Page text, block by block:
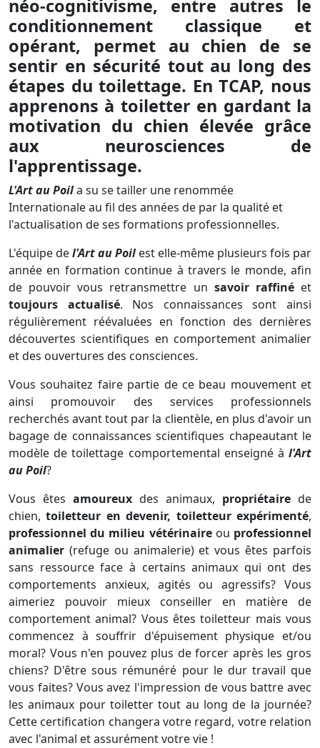
néo-cognitivisme, entre autres le
conditionnement classique et
opérant, permet au chien de se
sentir en sécurité tout au long des
étapes du toilettage. En TCAP, nous
apprenons à toiletter en gardant la
motivation du chien élevée grâce
aux neurosciences de
l'apprentissage.
L'Art au Poila su se tailler une renommée
Internationale au fil des années de par la qualité et
l'actualisation de ses formations professionnelles.
L'équipe del'Art au Poilest elle-même plusieurs fois par
année en formation continue à travers le monde, afin
de pouvoir vous retransmettre un savoir raffinéet
toujours actualisé. Nos connaissances sont ainsi
régulièrement réévaluées en fonction des dernières
découvertes scientifiques en comportement animalier
et des ouvertures des consciences.
Vous souhaitez faire partie de ce beau mouvement et
ainsi promouvoir des services professionnels
recherchés avant tout par la clientèle, en plus d'avoir un
bagage de connaissances scientifiques chapeautant le
modèle de toilettage comportemental enseigné à l'Art
au Poil?
Vous êtes amoureux des animaux, propriétaire de
chien,toiletteur en devenir, toiletteur expérimenté,
professionnel du milieu vétérinaireou professionnel
animalier (refuge ou animalerie) et vous êtes parfois
sans ressource face à certains animaux qui ont des
comportements anxieux, agités ou agressifs? Vous
aimeriez pouvoir mieux conseiller en matière de
comportement animal? Vous êtes toiletteur mais vous
commencez à souffrir d'épuisement physique et/ou
moral? Vous n'en pouvez plus de forcer après les gros
chiens? D'être sous rémunéré pour le dur travail que
vous faites? Vous avez l'impression de vous battre avec
les animaux pour toiletter tout au long de la journée?
Cette certification changera votre regard, votre relation
avec l'animal et assurément votre vie !